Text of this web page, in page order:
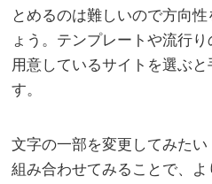
とめるのは難しいので方向
ょう。テンプレートや流行
用意しているサイトを選ぶ
す。
文字の一部を変更してみた
組み合わせてみることで、よ